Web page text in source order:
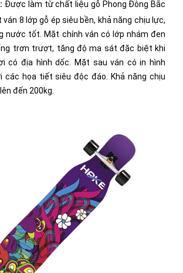
Được làm từ chất liệu gỗ Phong Đông Bắc
ván 8 lớp gỗ ép siêu bền, khả năng chịu lực,
nước tốt. Mặt chính ván có lớp nhám đen
trơn trượt, tăng độ ma sát đặc biệt khi
có địa hình dốc. Mặt sau ván có in hình
các họa tiết siêu độc đáo. Khả năng chịu
đến 200kg.